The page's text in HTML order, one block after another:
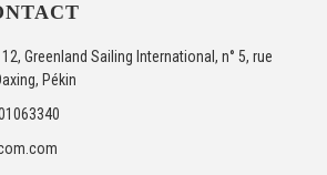
Greenland Sailing International, n° 5, rue
Pékin